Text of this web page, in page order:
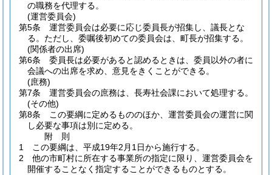
の職務を代理する。
(運営委員会)
第5条
運営委員会は必要に応じ委員長が招集し、議長とな
る。 ただし、委嘱後初めての委員会は、町長が招集する。
(関係者の出席)
第6条
委員長は必要があると認めるときは、委員以外の者に
会議への出席を求め、意見をきくことができる。
(庶務)
第7条
運営委員会の庶務は、長寿社会課において処理する。
(その他)
第8条
この要綱に定めるもののほか、運営委員会の運営に関
し必要な事項は別に定める。
附 則
1
この要綱は、平成19年2月1日から施行する。
2
他の市町村に所在する事業所の指定に限り、運営委員会を
開催することなく指定することができるものとする。